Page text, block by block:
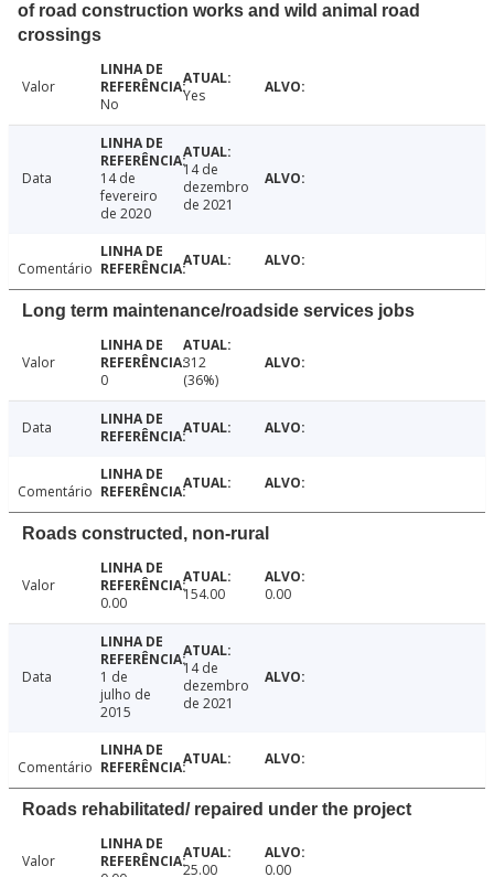
of road construction works and wild animal road
crossings
Valor
No
Yes
Data
14 de
fevereiro
de 2020
14 de
dezembro
de 2021
Comentário
Long term maintenance/roadside services jobs
Valor
0
312
(36%)
Data
Comentário
Roads constructed, non-rural
Valor
0.00
154.00 0.00
Data
1 de
julho de
2015
14 de
dezembro
de 2021
Comentário
Roads rehabilitated/ repaired under the project
Valor
25.00 0.00